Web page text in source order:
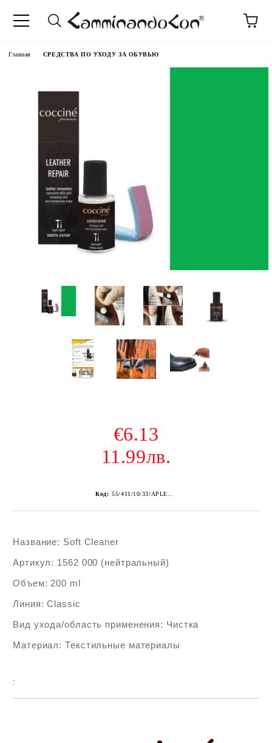
Главная СРЕДСТВА ПО УХОДУ ЗА ОБУВЬЮ
€6.13
11.99лв.
Код:
Название: Soft Cleaner
Артикул: 1562 000 (нейтральный)
Объем: 200 ml
Линия: Classic
Вид ухода/область применения: Чистка
Материал: Текстильные материалы
: